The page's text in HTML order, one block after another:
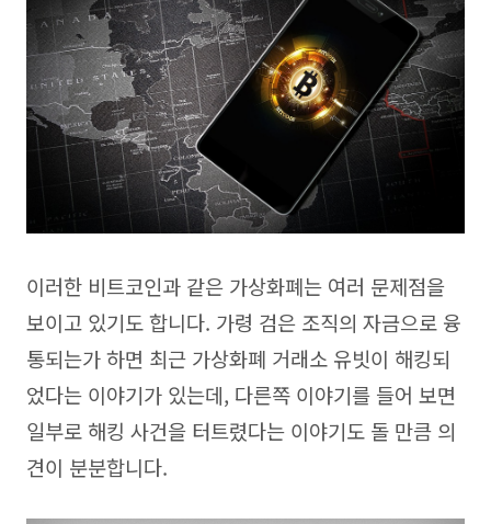
이러한 비트코인과 같은 가상화폐는 여러 문제점을
보이고 있기도 합니다. 가령 검은 조직의 자금으로 융
통되는가 하면 최근 가상화폐 거래소 유빗이 해킹되
었다는 이야기가 있는데, 다른쪽 이야기를 들어 보면
일부로 해킹 사건을 터트렸다는 이야기도 돌 만큼 의
견이 분분합니다.